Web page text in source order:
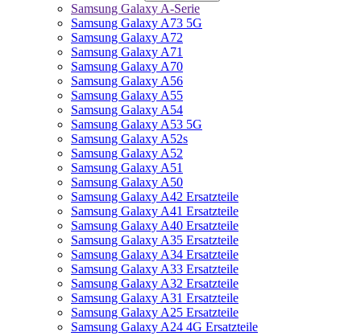
Samsung Galaxy A-Serie
Samsung Galaxy A73 5G
Samsung Galaxy A72
Samsung Galaxy A71
Samsung Galaxy A70
Samsung Galaxy A56
Samsung Galaxy A55
Samsung Galaxy A54
Samsung Galaxy A53 5G
Samsung Galaxy A52s
Samsung Galaxy A52
Samsung Galaxy A51
Samsung Galaxy A50
Samsung Galaxy A42 Ersatzteile
Samsung Galaxy A41 Ersatzteile
Samsung Galaxy A40 Ersatzteile
Samsung Galaxy A35 Ersatzteile
Samsung Galaxy A34 Ersatzteile
Samsung Galaxy A33 Ersatzteile
Samsung Galaxy A32 Ersatzteile
Samsung Galaxy A31 Ersatzteile
Samsung Galaxy A25 Ersatzteile
Samsung Galaxy A24 4G Ersatzteile